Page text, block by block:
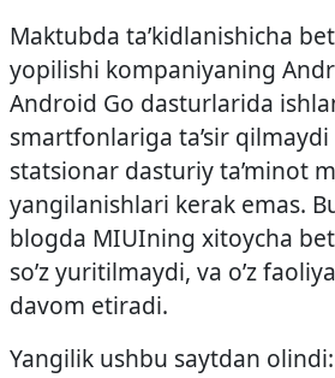
Maktubda ta’kidlanishicha
yopilishi kompaniyaning
Android Go dasturlarida
smartfonlariga ta’sir
statsionar dasturiy ta’minot
yangilanishlari kerak emas.
blogda MIUIning xitoycha
so’z yuritilmaydi, va o’z
davom etiradi.
Yangilik ushbu saytdan olindi: